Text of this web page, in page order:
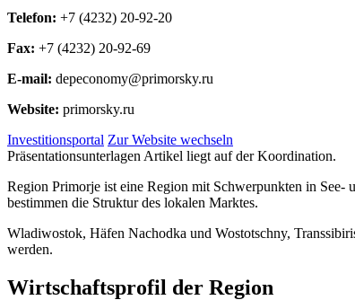
Telefon: +7 (4232) 20-92-20
Fax: +7 (4232) 20-92-69
E-mail: depeconomy@primorsky.ru
Website: primorsky.ru
Investitionsportal Zur Website wechseln
Präsentationsunterlagen Artikel liegt auf der Koordination.
Region Primorje ist eine Region mit Schwerpunkten in
bestimmen die Struktur des lokalen Marktes.
Wladiwostok, Häfen Nachodka und Wostotschny,
werden.
Wirtschaftsprofil der Region